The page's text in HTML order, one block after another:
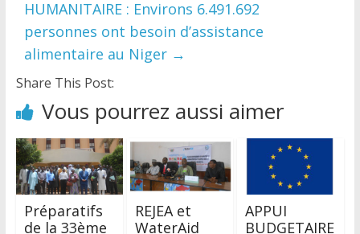
HUMANITAIRE : Environs 6.491.692
personnes ont besoin d’assistance
alimentaire au Niger →
Share This Post:
Vous pourrez aussi aimer
Préparatifs
de la 33ème
REJEA et
WaterAid
APPUI
BUDGETAIRE